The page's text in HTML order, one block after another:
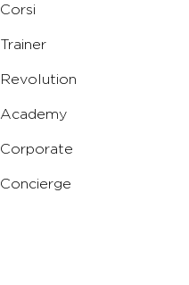
Corsi
Trainer
Revolution
Academy
Corporate
Concierge